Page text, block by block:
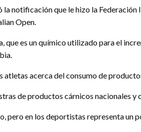
notificación que le hizo la Federación
Open.
que es un químico utilizado para el
acerca del consumo de
de productos cárnicos nacionales
pero en los deportistas representa un